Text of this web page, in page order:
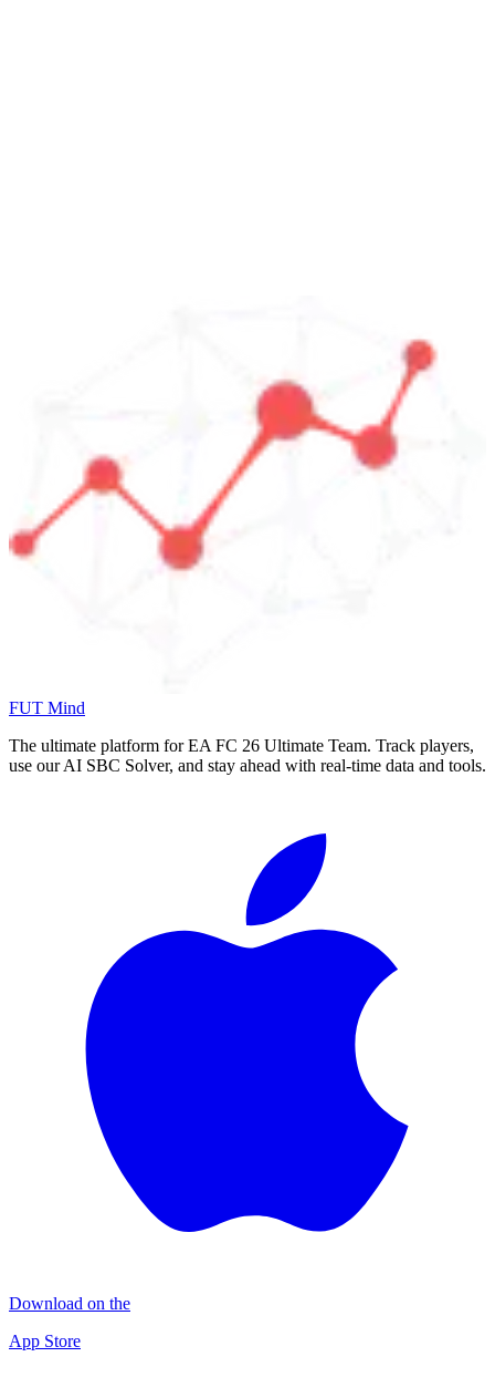
FUT Mind
The ultimate platform for EA FC 26 Ultimate Team. Track players,
use our AI SBC Solver, and stay ahead with real-time data and tools.
Download on the
App Store